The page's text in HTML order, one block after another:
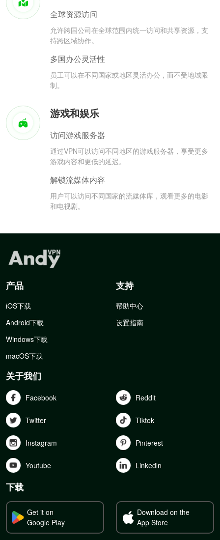
全球资源访问
允许跨国公司在全球范围内统一访问和共享资源，支
持跨区域协作。
多国办公灵活性
员工可以在不同国家或地区灵活办公，而不受地域限
制。
游戏和娱乐
访问游戏服务器
通过VPN可以访问不同地区的游戏服务器，享受更多
游戏内容和更低的延迟。
解锁流媒体内容
用户可以访问不同国家的流媒体库，观看更多的电影
和电视剧。
产品
iOS下载
Android下载
Windows下载
macOS下载
支持
帮助中心
设置指南
关于我们
Facebook Reddit
Twitter Tiktok
Instagram Pinterest
Youtube Linkedln
下载
Get it on
Google Play
Download on the
App Store